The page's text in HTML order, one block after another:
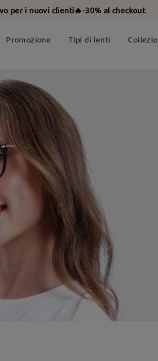
per i nuovi clienti🔥-30% al checkout
Promozione Tipi di lenti